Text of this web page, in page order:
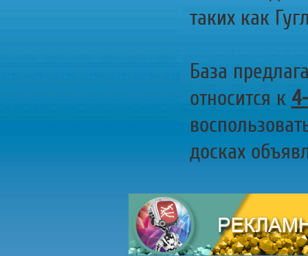
таких как
База
относится к
досках